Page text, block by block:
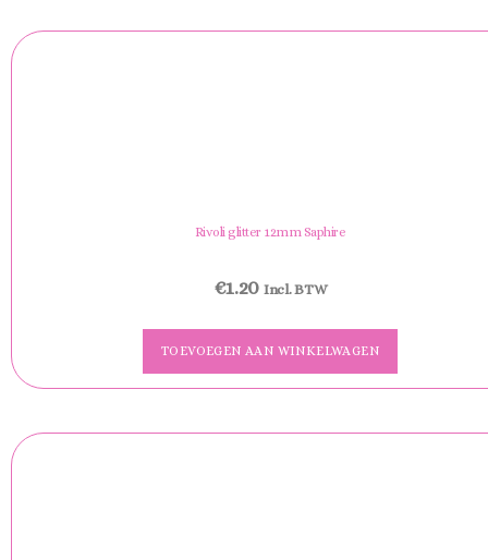
Rivoli glitter 12mm Saphire
€1.20 Incl. BTW
TOEVOEGEN AAN WINKELWAGEN